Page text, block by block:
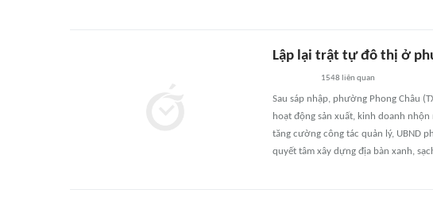
Lập lại trật tự đô thị ở
1548 liên quan
Sau sáp nhập, phường Phong Châu
hoạt động sản xuất, kinh doanh
tăng cường công tác quản lý, UBND
quyết tâm xây dựng địa bàn xanh,